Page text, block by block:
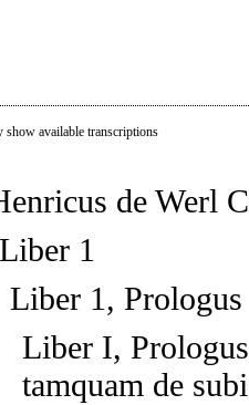
show available transcriptions
de Werl
Liber 1
Liber 1, Prologus
Liber I,
tamquam de